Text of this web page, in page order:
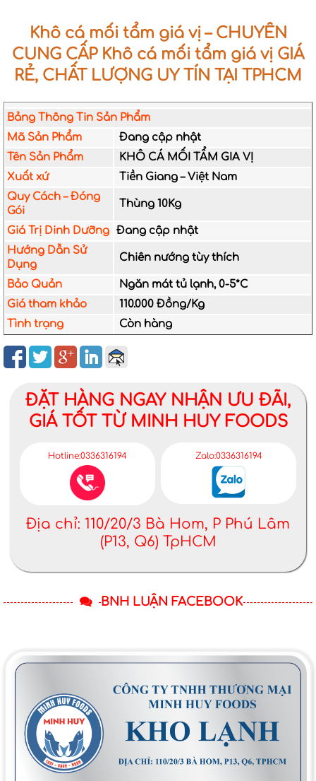
Khô cá mối tẩm giá vị – CHUYÊN
CUNG CẤP Khô cá mối tẩm giá vị GIÁ
RẺ, CHẤT LƯỢNG UY TÍN TẠI TPHCM
Bảng Thông Tin Sản Phẩm
Mã Sản Phẩm
Đang cập nhật
Tên Sản Phẩm
KHÔ CÁ MỐI TẨM GIA VỊ
Xuất xứ
Tiền Giang – Việt Nam
Quy Cách – Đóng
Gói
Thùng 10Kg
Giá Trị Dinh Dưỡng Đang cập nhật
Hướng Dẫn Sử
Dụng
Chiên nướng tùy thích
Bảo Quản
Ngăn mát tủ lạnh, 0-5*C
Giá tham khảo
110.000 Đồng/Kg
Tình trạng
Còn hàng
ĐẶT HÀNG NGAY NHẬN ƯU ĐÃI,
GIÁ TỐT TỪ MINH HUY FOODS
Hotline:0336316194 Zalo:0336316194
Địa chỉ: 110/20/3 Bà Hom, P Phú Lâm
(P13, Q6) TpHCM
BNH LUẬN FACEBOOK